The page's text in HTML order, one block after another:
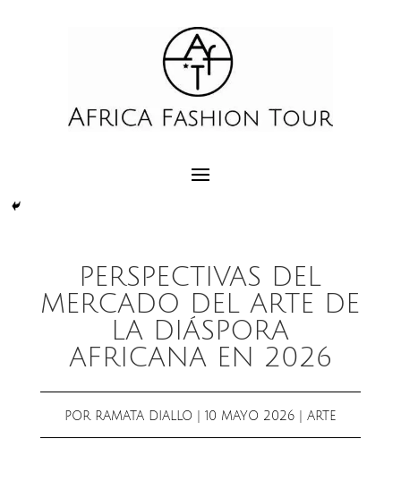
PERSPECTIVAS DEL
MERCADO DEL ARTE DE
LA DIÁSPORA
AFRICANA EN 2026
POR RAMATA DIALLO |10 MAYO 2026 |ARTE